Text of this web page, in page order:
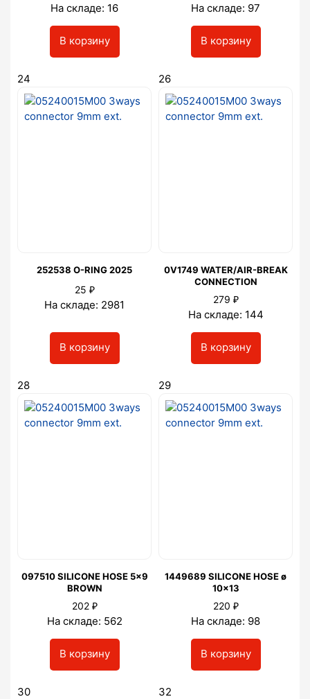
На складе: 16
В корзину
На складе: 97
В корзину
24
252538 O-RING 2025
25 ₽
На складе: 2981
В корзину
26
0V1749 WATER/AIR-BREAK
CONNECTION
279 ₽
На складе: 144
В корзину
28
097510 SILICONE HOSE 5x9
BROWN
202 ₽
На складе: 562
В корзину
29
1449689 SILICONE HOSE ø
10x13
220 ₽
На складе: 98
В корзину
30 32